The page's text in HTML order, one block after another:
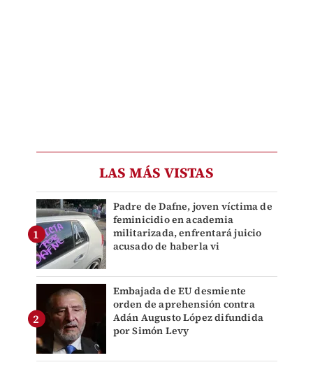
LAS MÁS VISTAS
Padre de Dafne, joven víctima de
feminicidio en academia
militarizada, enfrentará juicio
acusado de haberla vi
Embajada de EU desmiente
orden de aprehensión contra
Adán Augusto López difundida
por Simón Levy